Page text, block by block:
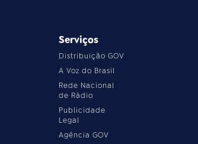
Serviços
Distribuição GOV
A Voz do Brasil
Rede Nacional
de Rádio
Publicidade
Legal
Agência GOV